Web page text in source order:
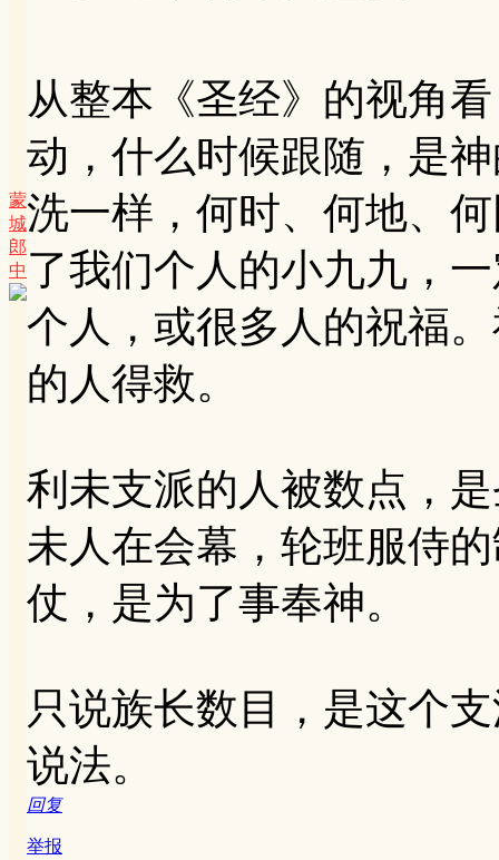
蒙
城
郎
中
从整本《圣经》的视角
动，什么时候跟随，是
洗一样，何时、何地、
了我们个人的小九九，
个人，或很多人的祝福
的人得救。
利未支派的人被数点，
未人在会幕，轮班服侍
仗，是为了事奉神。
只说族长数目，是这个
说法。
回复
举报